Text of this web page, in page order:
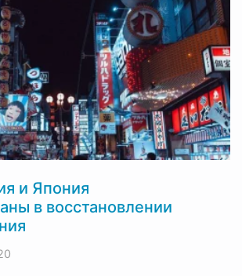
и Япония
в восстановлении